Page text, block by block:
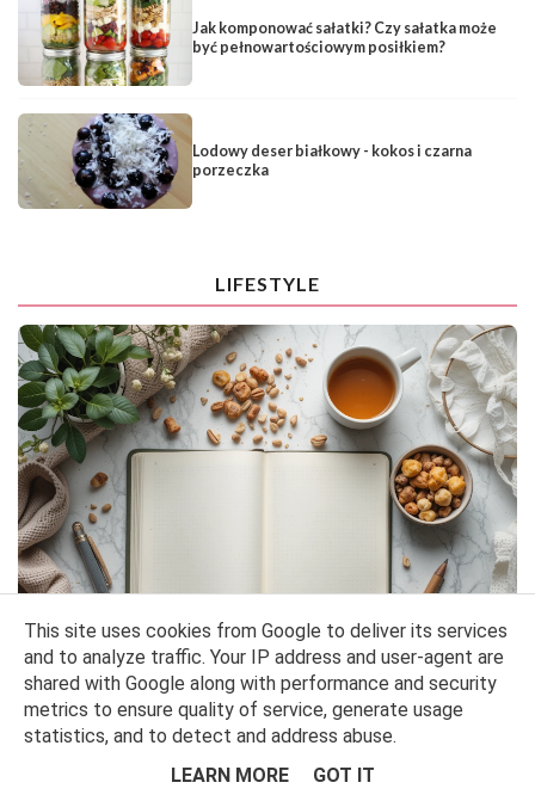
Jak komponować sałatki? Czy sałatka może
być pełnowartościowym posiłkiem?
Lodowy deser białkowy - kokos i czarna
porzeczka
LIFESTYLE
JAK WYZNACZAĆ REALISTYCZNE POSTANOWIENIA NOWOROCZNE,
1. Nowy Rok jako idealny moment na zmiany Nowy Rok to doskonały
This site uses cookies from Google to deliver its services
and to analyze traffic. Your IP address and user-agent are
shared with Google along with performance and security
metrics to ensure quality of service, generate usage
statistics, and to detect and address abuse.
LEARN MORE
GOT IT